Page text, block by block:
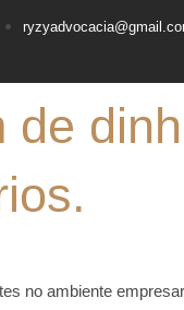
de
no ambiente